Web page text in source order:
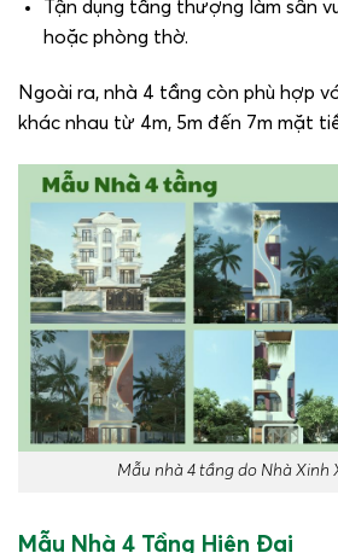
Tận dụng tầng thượng làm sân
hoặc phòng thờ.
Ngoài ra, nhà 4 tầng còn phù hợp
khác nhau từ 4m, 5m đến 7m mặt
Mẫu nhà 4 tầng do Nhà Xinh
Mẫu Nhà 4 Tầng Hiện Đại